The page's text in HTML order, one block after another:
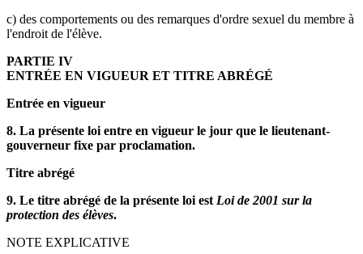
c) des comportements ou des remarques d'ordre sexuel du membre à
l'endroit de l'élève.
PARTIE IV
ENTRÉE EN VIGUEUR ET TITRE ABRÉGÉ
Entrée en vigueur
8. La présente loi entre en vigueur le jour que le lieutenant-
gouverneur fixe par proclamation.
Titre abrégé
9. Le titre abrégé de la présente loi est Loi de 2001 sur la
protection des élèves.
NOTE EXPLICATIVE